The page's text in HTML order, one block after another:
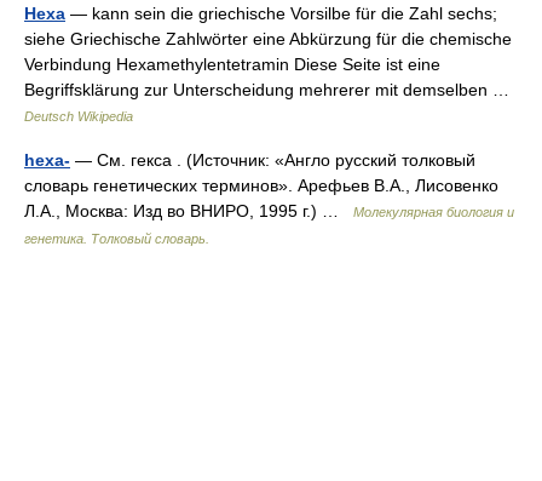
Hexa — kann sein die griechische Vorsilbe für die Zahl sechs;
siehe Griechische Zahlwörter eine Abkürzung für die chemische
Verbindung Hexamethylentetramin Diese Seite ist eine
Begriffsklärung zur Unterscheidung mehrerer mit demselben …
Deutsch Wikipedia
hexa- — См. гекса . (Источник: «Англо русский толковый
словарь генетических терминов». Арефьев В.А., Лисовенко
Л.А., Москва: Изд во ВНИРО, 1995 г.) …
Молекулярная биология и
генетика. Толковый словарь.